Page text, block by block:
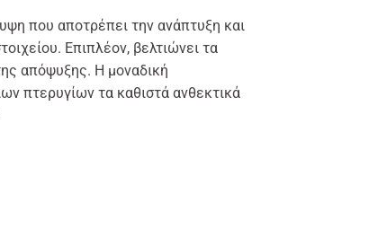
που αποτρέπει την ανάπτυξη και
Επιπλέον, βελτιώνει τα
απόψυξης. Η μοναδική
πτερυγίων τα καθιστά ανθεκτικά